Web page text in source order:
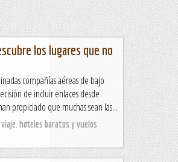
los lugares que no
compañías aéreas de bajo
de incluir enlaces desde
propiciado que muchas sean las...
hoteles baratos y vuelos